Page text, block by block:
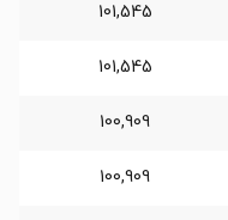
101,545
101,545
100,909
100,909